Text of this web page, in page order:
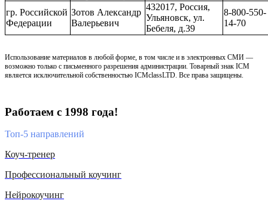
гр. Российской
Федерации
Зотов Александр
Валерьевич
432017, Россия,
Ульяновск, ул.
Бебеля, д.39
8-800-550-
14-70
Использование материалов в любой форме, в том числе и в электронных СМИ —
возможно только с письменного разрешения администрации. Товарный знак ICM
является исключительной собственностью ICMclassLTD. Все права защищены.
Работаем с 1998 года!
Топ-5 направлений
Коуч-тренер
Профессиональный коучинг
Нейрокоучинг